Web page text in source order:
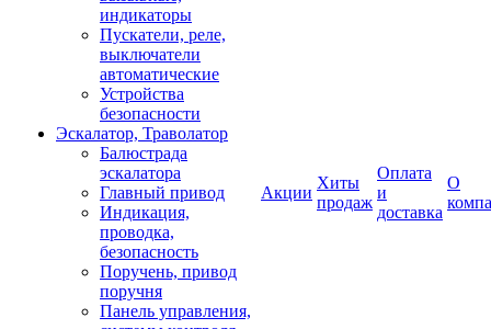
индикаторы
Пускатели, реле,
выключатели
автоматические
Устройства
безопасности
Эскалатор, Траволатор
Балюстрада
эскалатора
Главный привод
Индикация,
проводка,
безопасность
Поручень, привод
поручня
Панель управления,
Акции
Хиты
продаж
Оплата
и
доставка
О